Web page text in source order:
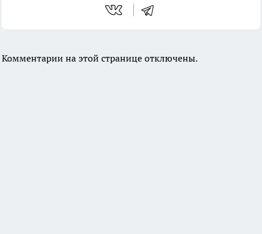
Комментарии на этой странице отключены.